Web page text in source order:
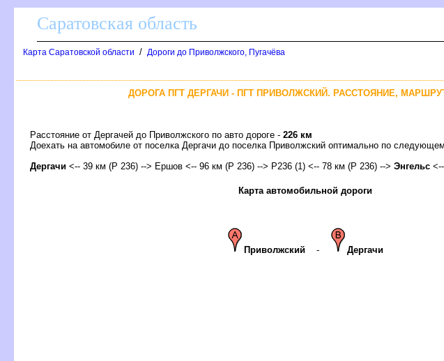
Саратовская область
Карта Саратовской области / Дороги до Приволжского, Пугачёва
ДОРОГА ПГТ ДЕРГАЧИ - ПГТ ПРИВОЛЖСКИЙ. РАССТОЯНИЕ,
Расстояние от Дергачей до Приволжского по авто дороге - 226 км
Доехать на автомобиле от поселка Дергачи до поселка Приволжский оптимально по
Дергачи <-- 39 км (Р 236) --> Ершов <-- 96 км (Р 236) --> Р236 (1) <-- 78 км (Р 236) --> Энгельс
Карта автомобильной дороги
Приволжский- Дергачи